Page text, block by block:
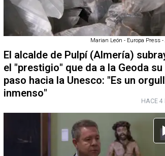
Marian León - Europa Press
El alcalde de Pulpí (Almería)
el "prestigio" que da a la Geoda su
paso hacia la Unesco: "Es un
inmenso"
HACE 4